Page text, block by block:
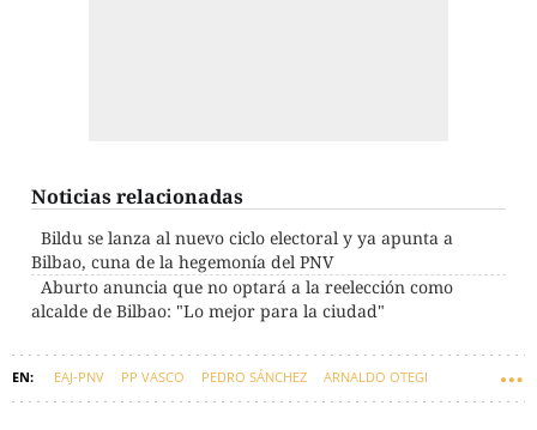
Noticias relacionadas
Bildu se lanza al nuevo ciclo electoral y ya apunta a
Bilbao, cuna de la hegemonía del PNV
Aburto anuncia que no optará a la reelección como
alcalde de Bilbao: "Lo mejor para la ciudad"
EAJ-PNV PP VASCO PEDRO SÁNCHEZ ARNALDO OTEGI